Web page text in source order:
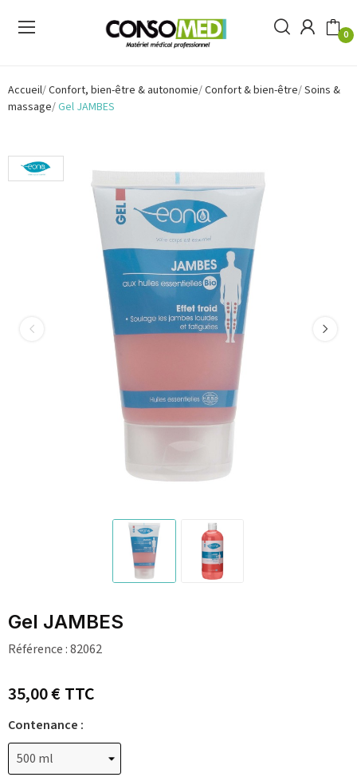
0
Accueil Confort, bien-être & autonomie Confort & bien-être Soins &
massage Gel JAMBES
Gel JAMBES
Référence :82062
35,00 €TTC
Contenance :